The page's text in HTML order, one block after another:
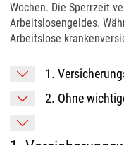
Wochen. Die Sperrzeit
Arbeitslosengeldes.
Arbeitslose
1.
2. Ohne